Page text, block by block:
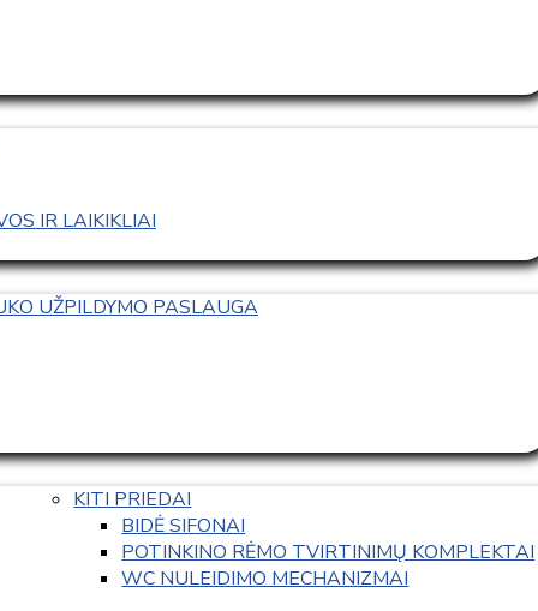
IR LAIKIKLIAI
UŽPILDYMO PASLAUGA
KITI PRIEDAI
BIDĖ SIFONAI
POTINKINO RĖMO TVIRTINIMŲ KOMPLEKTAI
WC NULEIDIMO MECHANIZMAI